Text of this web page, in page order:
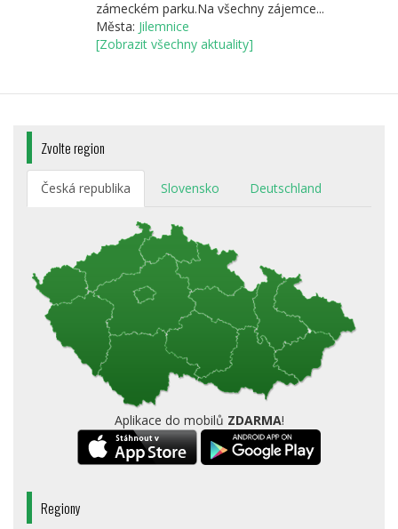
zámeckém parku.Na všechny zájemce...
Města: Jilemnice
[Zobrazit všechny aktuality]
Zvolte region
Česká republika Slovensko Deutschland
Aplikace do mobilů ZDARMA!
Regiony